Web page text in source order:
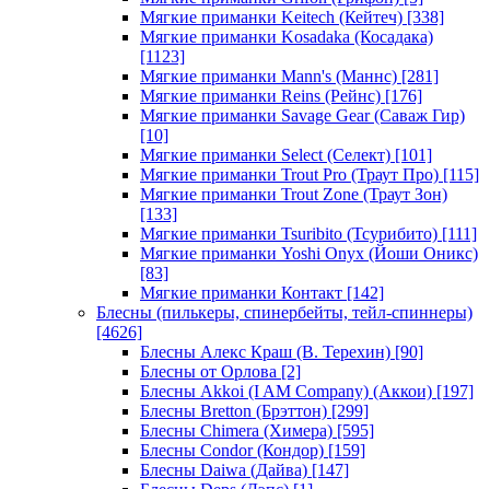
Мягкие приманки Keitech (Кейтеч) [338]
Мягкие приманки Kosadaka (Косадака)
[1123]
Мягкие приманки Mann's (Маннс) [281]
Мягкие приманки Reins (Рейнс) [176]
Мягкие приманки Savage Gear (Саваж Гир)
[10]
Мягкие приманки Select (Селект) [101]
Мягкие приманки Trout Pro (Траут Про) [115]
Мягкие приманки Trout Zone (Траут Зон)
[133]
Мягкие приманки Tsuribito (Тсурибито) [111]
Мягкие приманки Yoshi Onyx (Йоши Оникс)
[83]
Мягкие приманки Контакт [142]
Блесны (пилькеры, спинербейты, тейл-спиннеры)
[4626]
Блесны Алекс Краш (В. Терехин) [90]
Блесны от Орлова [2]
Блесны Akkoi (I AM Company) (Аккои) [197]
Блесны Bretton (Брэттон) [299]
Блесны Chimera (Химера) [595]
Блесны Condor (Кондор) [159]
Блесны Daiwa (Дайва) [147]